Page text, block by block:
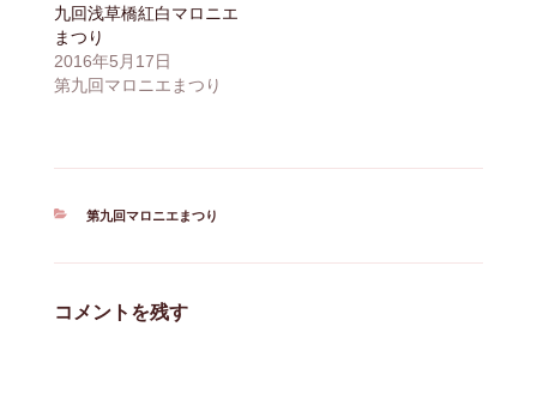
九回浅草橋紅白マロニエ
まつり
2016年5月17日
第九回マロニエまつり
カ
第九回マロニエまつり
コメントを残す